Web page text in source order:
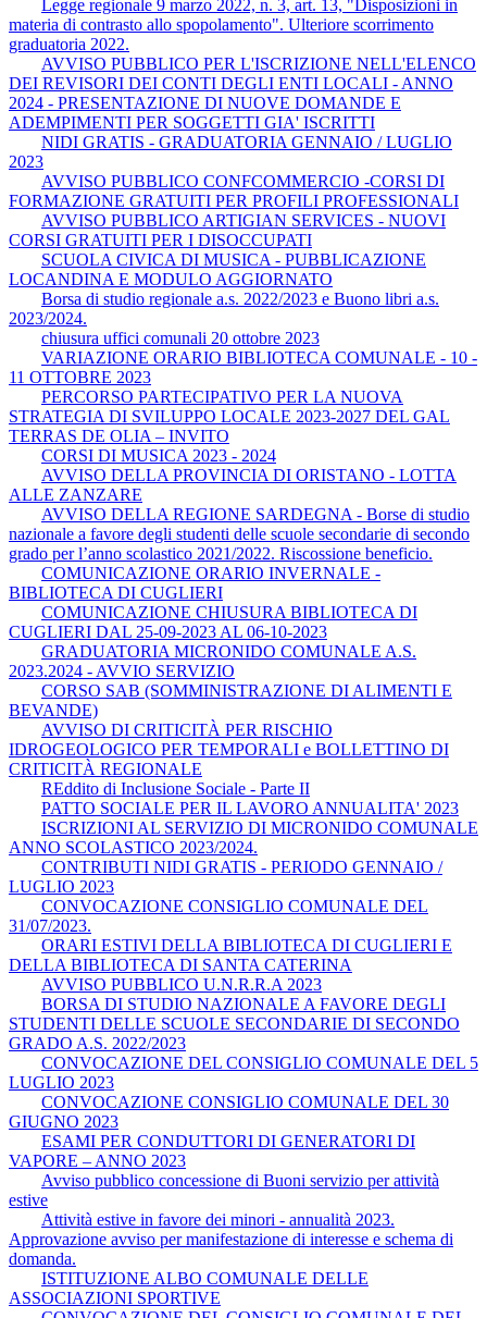
Legge regionale 9 marzo 2022, n. 3, art. 13, "Disposizioni in
materia di contrasto allo spopolamento". Ulteriore scorrimento
graduatoria 2022.
AVVISO PUBBLICO PER L'ISCRIZIONE NELL'ELENCO
DEI REVISORI DEI CONTI DEGLI ENTI LOCALI - ANNO
2024 - PRESENTAZIONE DI NUOVE DOMANDE E
ADEMPIMENTI PER SOGGETTI GIA' ISCRITTI
NIDI GRATIS - GRADUATORIA GENNAIO / LUGLIO
2023
AVVISO PUBBLICO CONFCOMMERCIO -CORSI DI
FORMAZIONE GRATUITI PER PROFILI PROFESSIONALI
AVVISO PUBBLICO ARTIGIAN SERVICES - NUOVI
CORSI GRATUITI PER I DISOCCUPATI
SCUOLA CIVICA DI MUSICA - PUBBLICAZIONE
LOCANDINA E MODULO AGGIORNATO
Borsa di studio regionale a.s. 2022/2023 e Buono libri a.s.
2023/2024.
chiusura uffici comunali 20 ottobre 2023
VARIAZIONE ORARIO BIBLIOTECA COMUNALE - 10 -
11 OTTOBRE 2023
PERCORSO PARTECIPATIVO PER LA NUOVA
STRATEGIA DI SVILUPPO LOCALE 2023-2027 DEL GAL
TERRAS DE OLIA – INVITO
CORSI DI MUSICA 2023 - 2024
AVVISO DELLA PROVINCIA DI ORISTANO - LOTTA
ALLE ZANZARE
AVVISO DELLA REGIONE SARDEGNA - Borse di studio
nazionale a favore degli studenti delle scuole secondarie di secondo
grado per l’anno scolastico 2021/2022. Riscossione beneficio.
COMUNICAZIONE ORARIO INVERNALE -
BIBLIOTECA DI CUGLIERI
COMUNICAZIONE CHIUSURA BIBLIOTECA DI
CUGLIERI DAL 25-09-2023 AL 06-10-2023
GRADUATORIA MICRONIDO COMUNALE A.S.
2023.2024 - AVVIO SERVIZIO
CORSO SAB (SOMMINISTRAZIONE DI ALIMENTI E
BEVANDE)
AVVISO DI CRITICITÀ PER RISCHIO
IDROGEOLOGICO PER TEMPORALI e BOLLETTINO DI
CRITICITÀ REGIONALE
REddito di Inclusione Sociale - Parte II
PATTO SOCIALE PER IL LAVORO ANNUALITA' 2023
ISCRIZIONI AL SERVIZIO DI MICRONIDO COMUNALE
ANNO SCOLASTICO 2023/2024.
CONTRIBUTI NIDI GRATIS - PERIODO GENNAIO /
LUGLIO 2023
CONVOCAZIONE CONSIGLIO COMUNALE DEL
31/07/2023.
ORARI ESTIVI DELLA BIBLIOTECA DI CUGLIERI E
DELLA BIBLIOTECA DI SANTA CATERINA
AVVISO PUBBLICO U.N.R.R.A 2023
BORSA DI STUDIO NAZIONALE A FAVORE DEGLI
STUDENTI DELLE SCUOLE SECONDARIE DI SECONDO
GRADO A.S. 2022/2023
CONVOCAZIONE DEL CONSIGLIO COMUNALE DEL 5
LUGLIO 2023
CONVOCAZIONE CONSIGLIO COMUNALE DEL 30
GIUGNO 2023
ESAMI PER CONDUTTORI DI GENERATORI DI
VAPORE – ANNO 2023
Avviso pubblico concessione di Buoni servizio per attività
estive
Attività estive in favore dei minori - annualità 2023.
Approvazione avviso per manifestazione di interesse e schema di
domanda.
ISTITUZIONE ALBO COMUNALE DELLE
ASSOCIAZIONI SPORTIVE